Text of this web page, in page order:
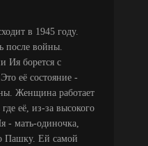
в 1945 году.
после войны.
Ия борется с
её состояние -
Женщина работает
её, из-за высокого
- мать-одиночка,
Пашку. Ей самой